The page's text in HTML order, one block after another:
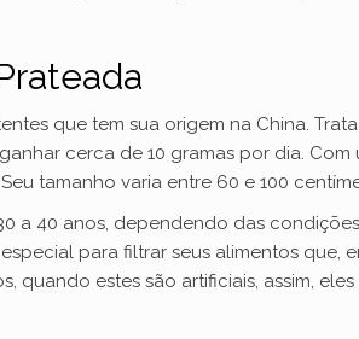
e
o
que tem sua origem na China.
cerca de 10 gramas por dia.
tamanho varia entre 60 e 100
a 40 anos, dependendo das
para filtrar seus alimentos que,
estes são artificiais, assim,